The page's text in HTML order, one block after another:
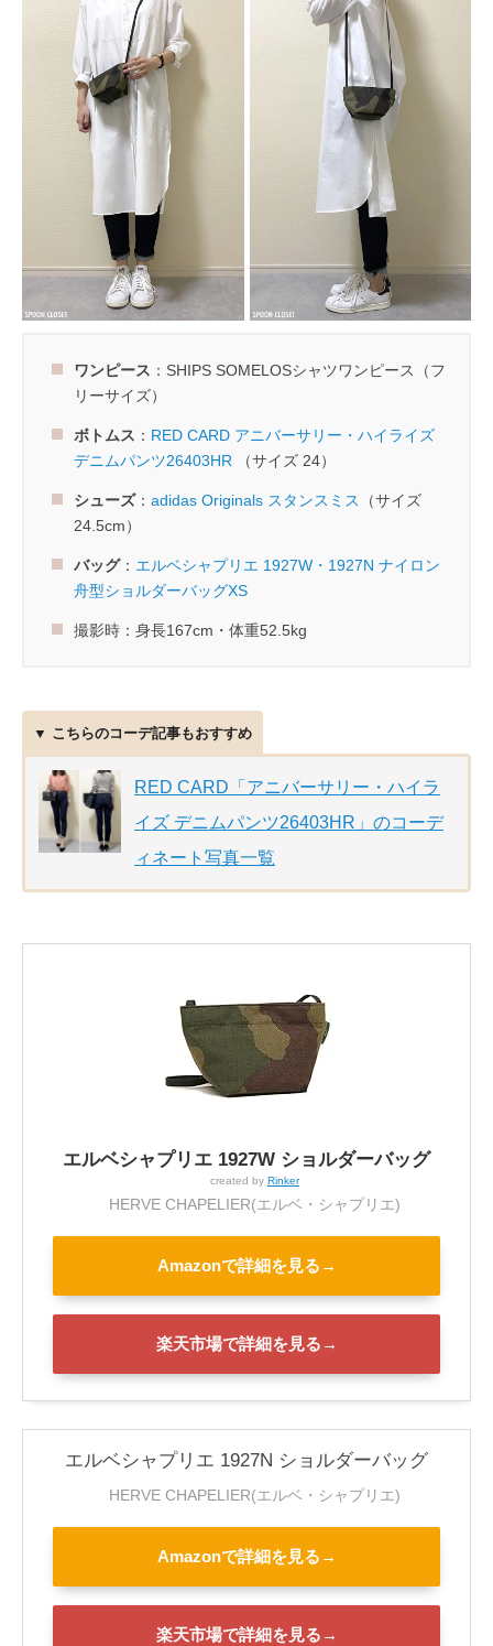
ワンピース ：SHIPS SOMELOSシャツワンピース（フ
リーサイズ）
ボトムス ： RED CARD アニバーサリー・ハイライズ
デニムパンツ26403HR （サイズ 24）
シューズ： adidas Originals スタンスミス
（サイズ
24.5cm）
バッグ： エルベシャプリエ 1927W・1927N ナイロン
舟型ショルダーバッグXS
撮影時：身長167cm・体重52.5kg
▼ こちらのコーデ記事もおすすめ
RED CARD「アニバーサリー・ハイラ
イズ デニムパンツ26403HR」のコーデ
ィネート写真一覧
エルベシャプリエ 1927W ショルダーバッグ
created by Rinker
HERVE CHAPELIER(エルベ・シャプリエ)
Amazonで詳細を見る→
楽天市場で詳細を見る→
エルベシャプリエ 1927N ショルダーバッグ
HERVE CHAPELIER(エルベ・シャプリエ)
Amazonで詳細を見る→
楽天市場で詳細を見る→